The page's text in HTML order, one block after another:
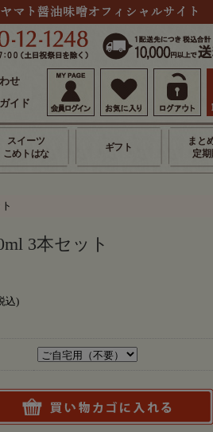
せ
イド
スイーツ
こめトはな
ギフト
まと
定期
3本セット
込)